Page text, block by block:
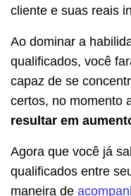
cliente e suas reais
Ao dominar a
qualificados, você
capaz de se
certos, no momento
resultar em
Agora que você já
qualificados entre
maneira de